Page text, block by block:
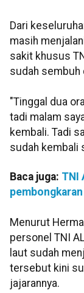
Dari
masih
sakit khusus
sudah sembuh
"Tinggal dua
tadi malam
kembali. Tadi
sudah kembali
Baca juga: TNI
Menurut
personel TNI
laut sudah
tersebut kini
jajarannya.